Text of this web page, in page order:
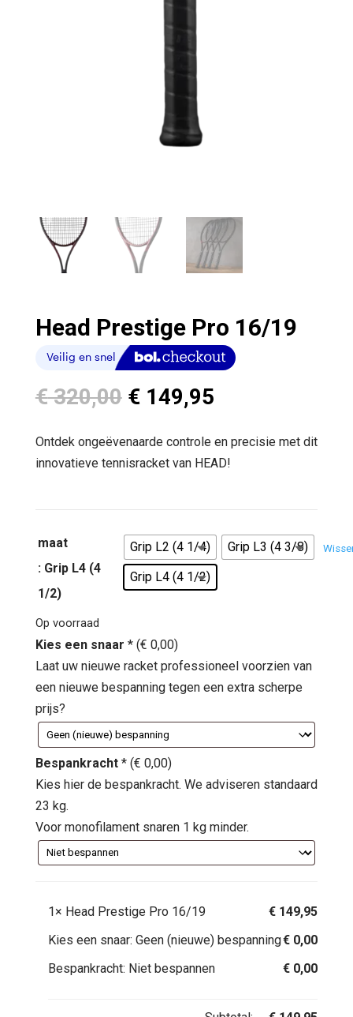
Head Prestige Pro 16/19
€320,00 Oorspronkelijke
was:
€ 320,00.
€149,95Huidige
is:
€ 149,95.
Ontdek ongeëvenaarde controle en precisie met dit
innovatieve tennisracket van HEAD!
maat
: Grip L4 (4
1/2)
Grip L2 (4 1/4)
Grip L3 (4 3/8)
Grip L4 (4 1/2)
Op voorraad
Kies een snaar * (€ 0,00)
Laat uw nieuwe racket professioneel voorzien van
een nieuwe bespanning tegen een extra scherpe
prijs?
Bespankracht * (€ 0,00)
Kies hier de bespankracht. We adviseren standaard
23 kg.
Voor monofilament snaren 1 kg minder.
1× Head Prestige Pro 16/19 € 149,95
Kies een snaar: Geen (nieuwe) bespanning€ 0,00
Bespankracht: Niet bespannen € 0,00